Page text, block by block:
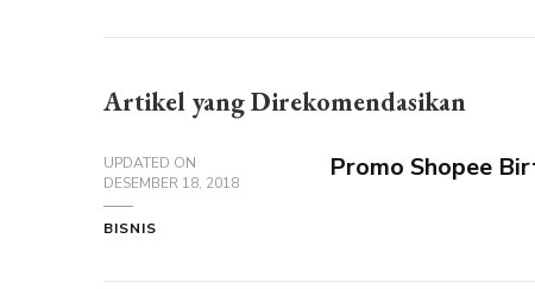
Artikel yang Direkomendasikan
UPDATED ON
DESEMBER 18, 2018
BISNIS
Promo Shopee